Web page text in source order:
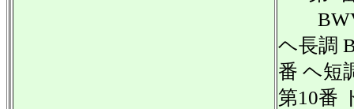
BWV
ヘ長調
番 ヘ短
第10番